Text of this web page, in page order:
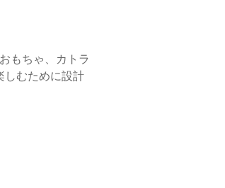
もちゃ、カトラ
しむために設計